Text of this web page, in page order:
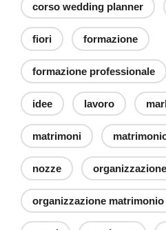
corso wedding planner
fiori formazione
formazione professionale
idee lavoro
matrimoni
nozze
organizzazione matrimonio